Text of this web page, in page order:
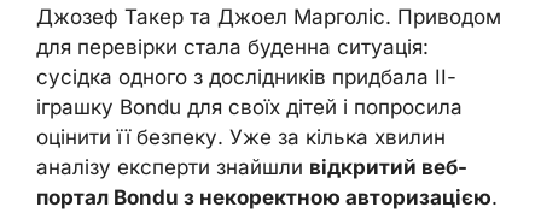
Джозеф Такер та Джоел Марголіс. Приводом
для перевірки стала буденна ситуація:
сусідка одного з дослідників придбала ІІ-
іграшку Bondu для своїх дітей і попросила
оцінити її безпеку. Уже за кілька хвилин
аналізу експерти знайшли відкритий веб-
портал Bondu з некоректною авторизацією.